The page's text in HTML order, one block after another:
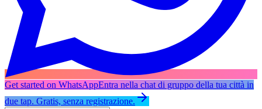
Get started on WhatsAppEntra nella chat di gruppo della tua città in
due tap. Gratis, senza registrazione.